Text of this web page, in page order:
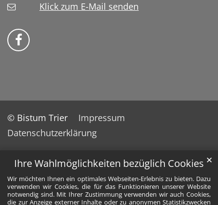
Ihre Wahlmöglichkeiten bezüglich Cookies
Wir möchten Ihnen ein optimales Webseiten-Erlebnis zu bieten. Dazu
verwenden wir Cookies, die für das Funktionieren unserer Website
notwendig sind. Mit Ihrer Zustimmung verwenden wir auch Cookies,
die zur Anzeige externer Inhalte oder zu anonymen Statistikzwecken
✕
Klick zum E-Mail senden
Bistum Trier auf Facebook
© Bistum Trier
Impressum
Datenschutzerklärung